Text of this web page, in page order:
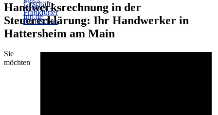
Handwerksrechnung in der
Steuererklärung: Ihr Handwerker in
Hattersheim am Main
Sie
möchten